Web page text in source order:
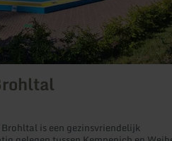
is een gezinsvriendelijk